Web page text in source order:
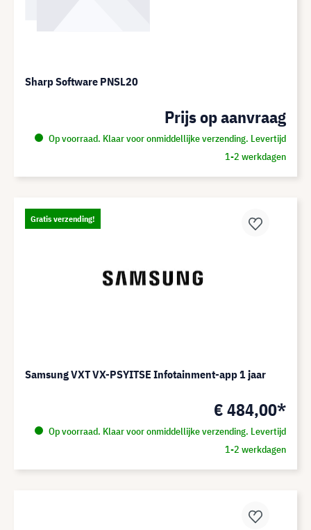
Sharp Software PNSL20
Prijs op aanvraag
Op voorraad. Klaar voor onmiddellijke verzending. Levertijd
1-2 werkdagen
Gratis verzending!
Samsung VXT VX-PSYITSE Infotainment-app 1 jaar
€ 484,00*
Op voorraad. Klaar voor onmiddellijke verzending. Levertijd
1-2 werkdagen